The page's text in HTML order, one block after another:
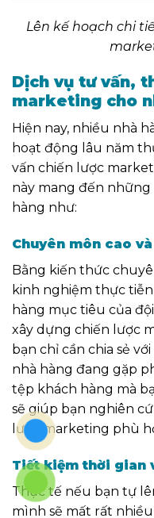
Lên kế hoạch chi
Dịch vụ tư vấn,
marketing cho
Hiện nay, nhiều nhà
hoạt động lâu năm
vấn chiến lược
này mang đến
hàng như:
Chuyên môn cao
Bằng kiến thức
kinh nghiệm thực
hàng mục tiêu của
xây dựng chiến lược
bạn chỉ cần chia sẻ
nhà hàng đang gặp
tệp khách hàng mà
sẽ giúp bạn nghiên
lược marketing phù
Tiết kiệm thời gian
Thực tế nếu bạn tự
mình sẽ mất rất